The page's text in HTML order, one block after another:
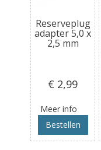
Reserveplug
adapter 5,0 x
2,5 mm
€ 2,99
Meer info
Bestellen